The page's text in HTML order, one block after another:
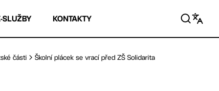
SLUŽBY KONTAKTY
části Školní plácek se vrací před ZŠ Solidarita